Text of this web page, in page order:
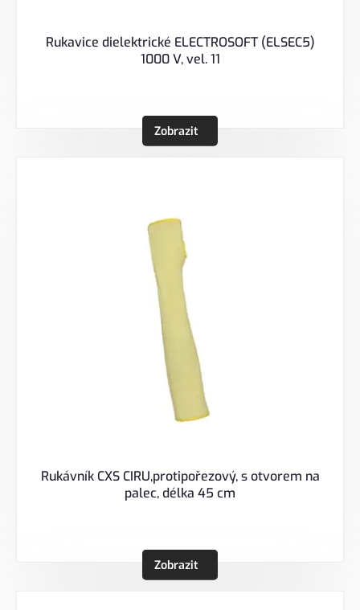
Rukavice dielektrické ELECTROSOFT (ELSEC5)
1000 V, vel. 11
Zobrazit
Rukávník CXS CIRU,protipořezový, s otvorem na
palec, délka 45 cm
Zobrazit